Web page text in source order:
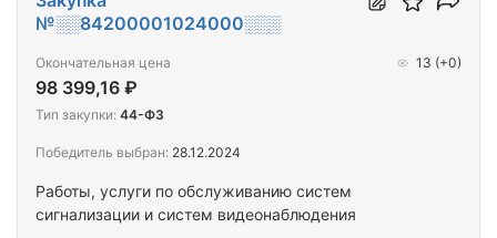
Работы, услуги по обслуживанию систем
сигнализации и систем видеонаблюдения
№░░84200001024000░░░
Окончательная цена
98 399,16 ₽
13 (+0)
Тип закупки: 44-ФЗ
Победитель выбран: 28.12.2024